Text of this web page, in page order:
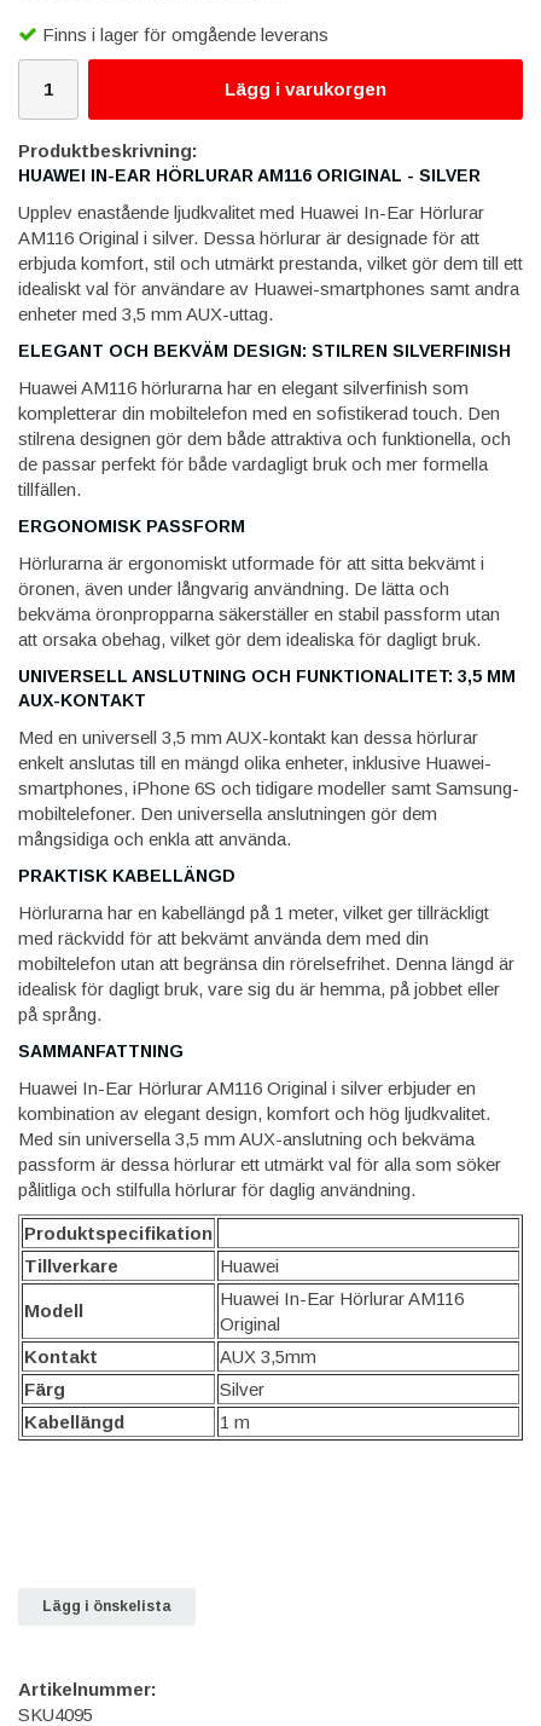
Finns i lager för omgående leverans
Lägg i varukorgen
Produktbeskrivning:
HUAWEI IN-EAR HÖRLURAR AM116 ORIGINAL - SILVER
Upplev enastående ljudkvalitet med Huawei In-Ear Hörlurar
AM116 Original i silver. Dessa hörlurar är designade för att
erbjuda komfort, stil och utmärkt prestanda, vilket gör dem till ett
idealiskt val för användare av Huawei-smartphones samt andra
enheter med 3,5 mm AUX-uttag.
ELEGANT OCH BEKVÄM DESIGN: STILREN SILVERFINISH
Huawei AM116 hörlurarna har en elegant silverfinish som
kompletterar din mobiltelefon med en sofistikerad touch. Den
stilrena designen gör dem både attraktiva och funktionella, och
de passar perfekt för både vardagligt bruk och mer formella
tillfällen.
ERGONOMISK PASSFORM
Hörlurarna är ergonomiskt utformade för att sitta bekvämt i
öronen, även under långvarig användning. De lätta och
bekväma öronpropparna säkerställer en stabil passform utan
att orsaka obehag, vilket gör dem idealiska för dagligt bruk.
UNIVERSELL ANSLUTNING OCH FUNKTIONALITET: 3,5 MM
AUX-KONTAKT
Med en universell 3,5 mm AUX-kontakt kan dessa hörlurar
enkelt anslutas till en mängd olika enheter, inklusive Huawei-
smartphones, iPhone 6S och tidigare modeller samt Samsung-
mobiltelefoner. Den universella anslutningen gör dem
mångsidiga och enkla att använda.
PRAKTISK KABELLÄNGD
Hörlurarna har en kabellängd på 1 meter, vilket ger tillräckligt
med räckvidd för att bekvämt använda dem med din
mobiltelefon utan att begränsa din rörelsefrihet. Denna längd är
idealisk för dagligt bruk, vare sig du är hemma, på jobbet eller
på språng.
SAMMANFATTNING
Huawei In-Ear Hörlurar AM116 Original i silver erbjuder en
kombination av elegant design, komfort och hög ljudkvalitet.
Med sin universella 3,5 mm AUX-anslutning och bekväma
passform är dessa hörlurar ett utmärkt val för alla som söker
pålitliga och stilfulla hörlurar för daglig användning.
Produktspecifikation
Tillverkare
Huawei
Modell
Huawei In-Ear Hörlurar AM116
Original
Kontakt
AUX 3,5mm
Färg
Silver
Kabellängd
1 m
Lägg i önskelista
Artikelnummer:
SKU4095